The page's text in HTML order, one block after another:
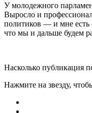
У молодежного
Выросло и
политиков — и мне есть
что мы и дальше будем
Насколько публикация
Нажмите на звезду,